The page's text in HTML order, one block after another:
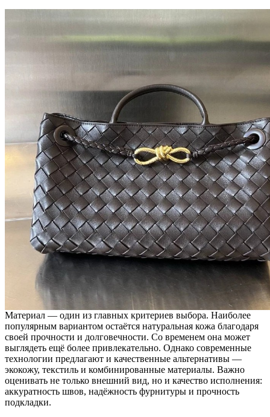
Материал — один из главных критериев выбора. Наиболее
популярным вариантом остаётся натуральная кожа благодаря
своей прочности и долговечности. Со временем она может
выглядеть ещё более привлекательно. Однако современные
технологии предлагают и качественные альтернативы —
экокожу, текстиль и комбинированные материалы. Важно
оценивать не только внешний вид, но и качество исполнения:
аккуратность швов, надёжность фурнитуры и прочность
подкладки.